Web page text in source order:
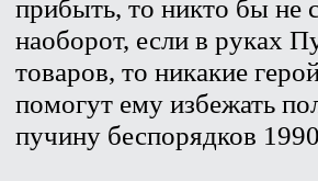
прибыть, то никто бы не
наоборот, если в руках
товаров, то никакие
помогут ему избежать
пучину беспорядков